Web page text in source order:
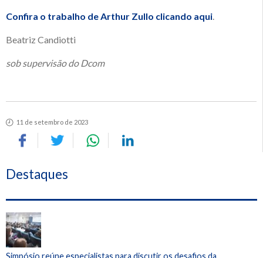
Confira o trabalho de Arthur Zullo clicando aqui.
Beatriz Candiotti
sob supervisão do Dcom
11 de setembro de 2023
Destaques